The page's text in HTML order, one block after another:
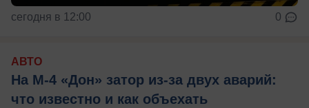
сегодня в 12:00 0
АВТО
На М‑4 «Дон» затор из‑за двух аварий:
что известно и как объехать